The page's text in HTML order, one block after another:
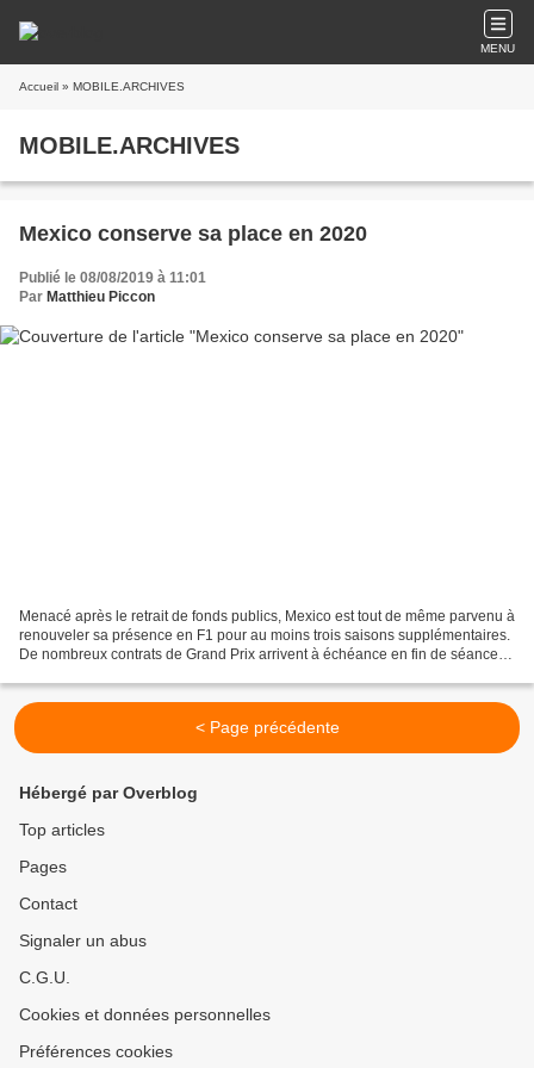
MENU
Accueil » MOBILE.ARCHIVES
MOBILE.ARCHIVES
Mexico conserve sa place en 2020
Publié le 08/08/2019 à 11:01
Par Matthieu Piccon
Menacé après le retrait de fonds publics, Mexico est tout de même parvenu à
renouveler sa présence en F1 pour au moins trois saisons supplémentaires.
De nombreux contrats de Grand Prix arrivent à échéance en fin de séance.
< Page précédente
Hébergé par Overblog
Top articles
Pages
Contact
Signaler un abus
C.G.U.
Cookies et données personnelles
Préférences cookies